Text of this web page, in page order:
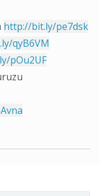
http://bit.ly/pe7dsk
qyB6VM
pOu2UF